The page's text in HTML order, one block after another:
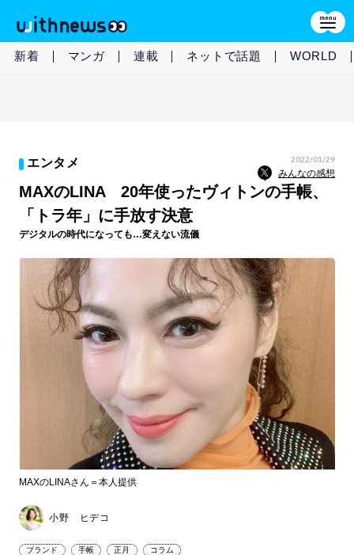
新着 マンガ 連載 ネットで話題 WORLD
エンタメ 2022/01/29
みんなの感想
MAXのLINA 20年使ったヴィトンの手帳、
「トラ年」に手放す決意
デジタルの時代になっても…変えない流儀
MAXのLINAさん＝本人提供
小野 ヒデコ
ブランド 手帳 正月 コラム